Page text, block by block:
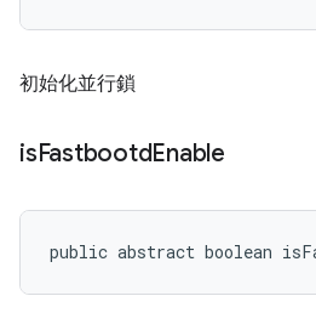
初始化並行鎖
isFastbootdEnable
public abstract boolean